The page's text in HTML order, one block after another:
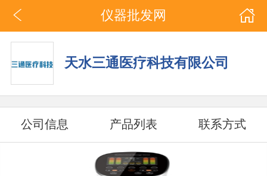
仪器批发网
天水三通医疗科技有限公司
公司信息 产品列表 联系方式